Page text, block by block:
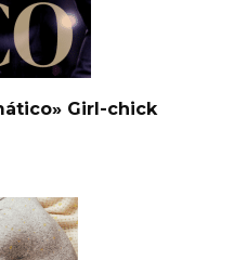
Girl-chick